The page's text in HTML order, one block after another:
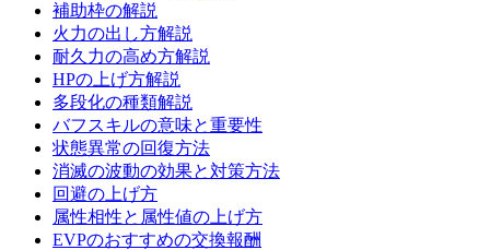
補助枠の解説
火力の出し方解説
耐久力の高め方解説
HPの上げ方解説
多段化の種類解説
バフスキルの意味と重要性
状態異常の回復方法
消滅の波動の効果と対策方法
回避の上げ方
属性相性と属性値の上げ方
EVPのおすすめの交換報酬